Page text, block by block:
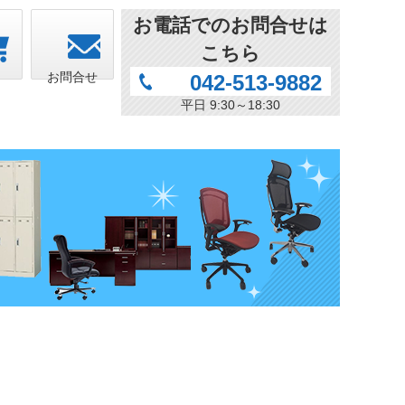
お問合せ
お電話でのお問合せは
こちら
042-513-9882
平日 9:30～18:30